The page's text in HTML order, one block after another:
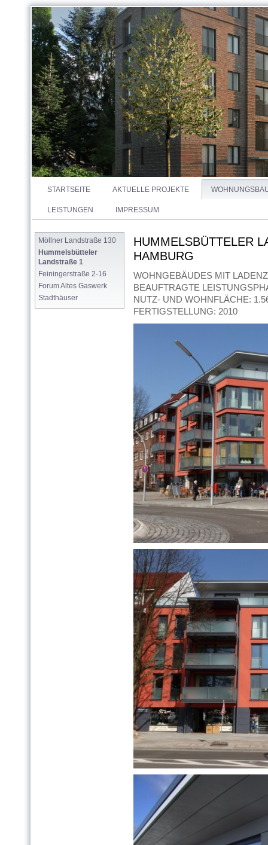
STARTSEITE AKTUELLE PROJEKTE
LEISTUNGEN IMPRESSUM
Möllner Landstraße 130
Hummelsbütteler
Landstraße 1
Feiningerstraße 2-16
Forum Altes Gaswerk
Stadthäuser
HUMMELSBÜTTELER
HAMBURG
WOHNGEBÄUDES MIT
BEAUFTRAGTE
NUTZ- UND WOHNFLÄCHE:
FERTIGSTELLUNG: 2010